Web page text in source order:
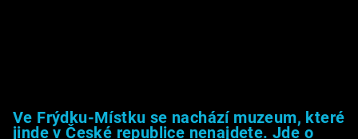
Ve Frýdku-Místku se nachází muzeum, které
jinde v České republice nenajdete. Jde o